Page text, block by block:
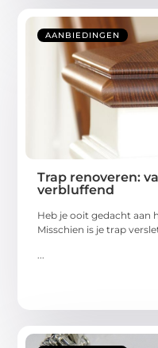
AANBIEDINGEN
Trap renoveren:
verbluffend
Heb je ooit gedacht aan
Misschien is je trap
...